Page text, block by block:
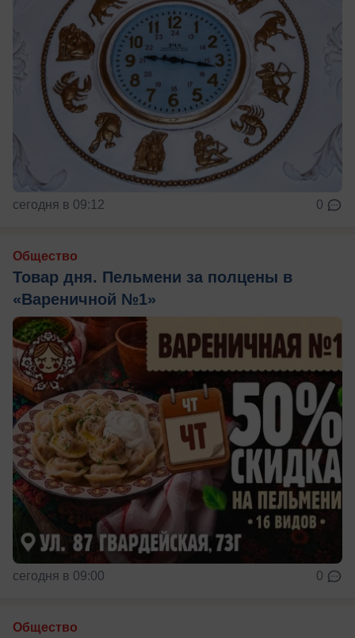
сегодня в 09:12 0
Общество
Товар дня. Пельмени за полцены в
«Вареничной №1»
сегодня в 09:00 0
Общество